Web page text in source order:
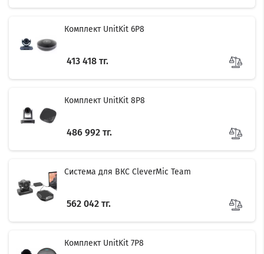
Комплект UnitKit 6P8
413 418 тг.
Комплект UnitKit 8P8
486 992 тг.
Система для ВКС CleverMic Team
562 042 тг.
Комплект UnitKit 7P8